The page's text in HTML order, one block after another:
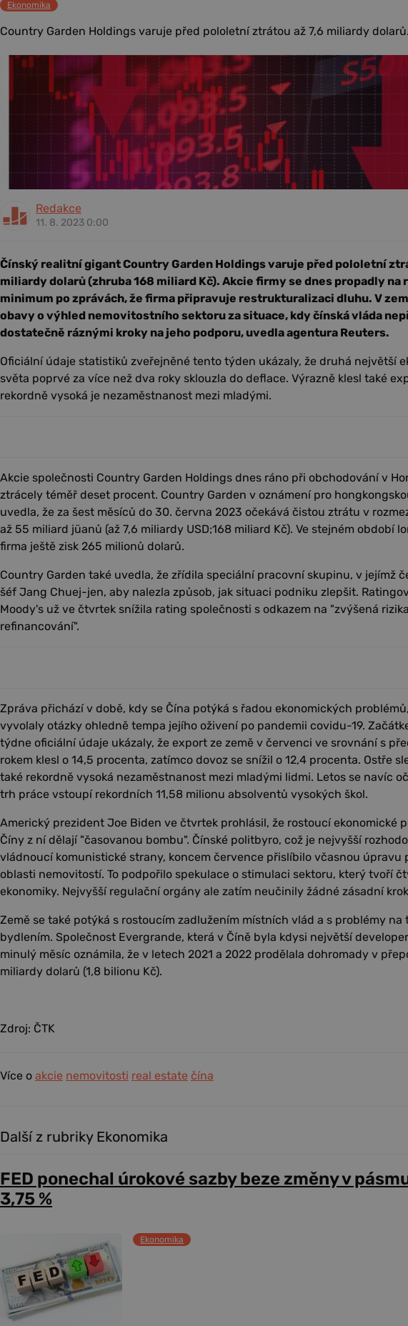
Ekonomika
Country Garden Holdings varuje před pololetní ztrátou až 7,6 miliardy
Redakce
11. 8. 2023 0:00
Čínský realitní gigant Country Garden Holdings varuje před pololetní
miliardy dolarů (zhruba 168 miliard Kč). Akcie firmy se dnes propadly na
minimum po zprávách, že firma připravuje restrukturalizaci dluhu. V
obavy o výhled nemovitostního sektoru za situace, kdy čínská vláda
dostatečně ráznými kroky na jeho podporu, uvedla agentura Reuters.
Oficiální údaje statistiků zveřejněné tento týden ukázaly, že druhá největší
světa poprvé za více než dva roky sklouzla do deflace. Výrazně klesl také
rekordně vysoká je nezaměstnanost mezi mladými.
Akcie společnosti Country Garden Holdings dnes ráno při obchodování v
ztrácely téměř deset procent. Country Garden v oznámení pro
uvedla, že za šest měsíců do 30. června 2023 očekává čistou ztrátu v
až 55 miliard jüanů (až 7,6 miliardy USD;168 miliard Kč). Ve stejném období
firma ještě zisk 265 milionů dolarů.
Country Garden také uvedla, že zřídila speciální pracovní skupinu, v jejímž
šéf Jang Chuej-jen, aby nalezla způsob, jak situaci podniku zlepšit.
Moody's už ve čtvrtek snížila rating společnosti s odkazem na "zvýšená
refinancování".
Zpráva přichází v době, kdy se Čína potýká s řadou ekonomických
vyvolaly otázky ohledně tempa jejího oživení po pandemii covidu-19.
týdne oficiální údaje ukázaly, že export ze země v červenci ve srovnání s
rokem klesl o 14,5 procenta, zatímco dovoz se snížil o 12,4 procenta. Ostře
také rekordně vysoká nezaměstnanost mezi mladými lidmi. Letos se navíc
trh práce vstoupí rekordních 11,58 milionu absolventů vysokých škol.
Americký prezident Joe Biden ve čtvrtek prohlásil, že rostoucí ekonomické
Číny z ní dělají "časovanou bombu". Čínské politbyro, což je nejvyšší
vládnoucí komunistické strany, koncem července přislíbilo včasnou úpravu
oblasti nemovitostí. To podpořilo spekulace o stimulaci sektoru, který tvoří
ekonomiky. Nejvyšší regulační orgány ale zatím neučinily žádné zásadní
Země se také potýká s rostoucím zadlužením místních vlád a s problémy na
bydlením. Společnost Evergrande, která v Číně byla kdysi největší
minulý měsíc oznámila, že v letech 2021 a 2022 prodělala dohromady v
miliardy dolarů (1,8 bilionu Kč).
Zdroj: ČTK
Více o akcie nemovitosti real estate čína
Další z rubriky Ekonomika
FED ponechal úrokové sazby beze změny v
3,75 %
Ekonomika